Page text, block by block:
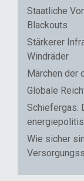
Staatliche
Blackouts
Stärkerer
Windräder
Märchen der
Globale
Schiefergas:
Wie sicher